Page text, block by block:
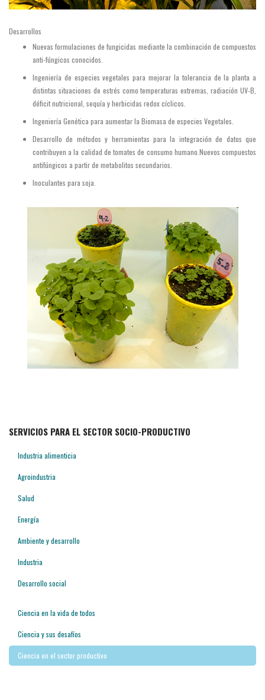
Desarrollos
Nuevas formulaciones de fungicidas mediante la combinación de compuestos
anti-fúngicos conocidos.
Ingeniería de especies vegetales para mejorar la tolerancia de la planta a
distintas situaciones de estrés como temperaturas extremas, radiación UV-B,
déficit nutricional, sequía y herbicidas redox cíclicos.
Ingeniería Genética para aumentar la Biomasa de especies Vegetales.
Desarrollo de métodos y herramientas para la integración de datos que
contribuyen a la calidad de tomates de consumo humano.Nuevos compuestos
antifúngicos a partir de metabolitos secundarios.
Inoculantes para soja.
SERVICIOS PARA EL SECTOR SOCIO-PRODUCTIVO
Industria alimenticia
Agroindustria
Salud
Energía
Ambiente y desarrollo
Industria
Desarrollo social
Ciencia en la vida de todos
Ciencia y sus desafíos
Ciencia en el sector productivo